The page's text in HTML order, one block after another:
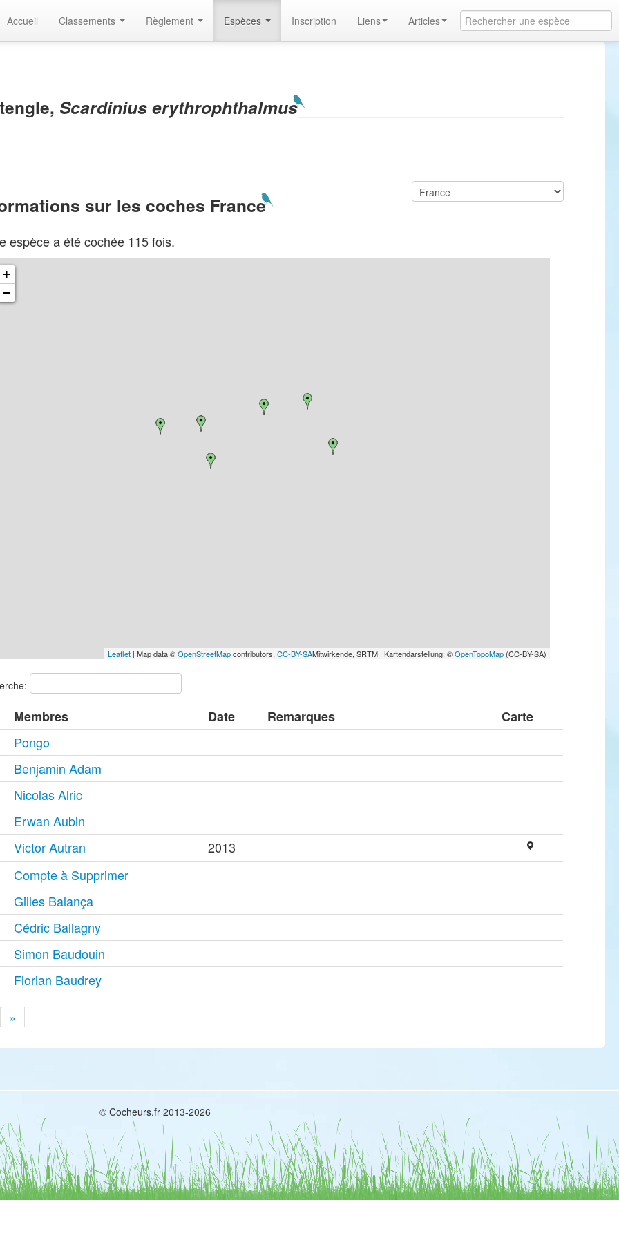
Accueil Classements Règlement Espèces Inscription Liens Articles
Scardinius erythrophthalmus
sur les coches France
espèce a été cochée 115 fois.
+
−
Leaflet| Map data ©OpenStreetMapcontributors, CC-BY-SAMitwirkende, SRTM | Kartendarstellung: ©OpenTopoMap(CC-BY-SA)
Membres Date Remarques
Carte
Pongo
Benjamin Adam
Nicolas Alric
Erwan Aubin
Victor Autran
2013
Compte à Supprimer
Gilles Balança
Cédric Ballagny
Simon Baudouin
Florian Baudrey
»
© Cocheurs.fr 2013-2026